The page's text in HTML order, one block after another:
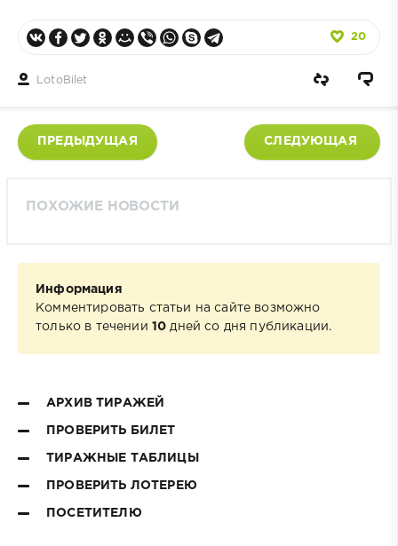
20
LotoBilet
ПРЕДЫДУЩАЯ СЛЕДУЮЩАЯ
ПОХОЖИЕ НОВОСТИ
Информация
Комментировать статьи на сайте возможно
только в течении 10 дней со дня публикации.
АРХИВ ТИРАЖЕЙ
ПРОВЕРИТЬ БИЛЕТ
ТИРАЖНЫЕ ТАБЛИЦЫ
ПРОВЕРИТЬ ЛОТЕРЕЮ
ПОСЕТИТЕЛЮ